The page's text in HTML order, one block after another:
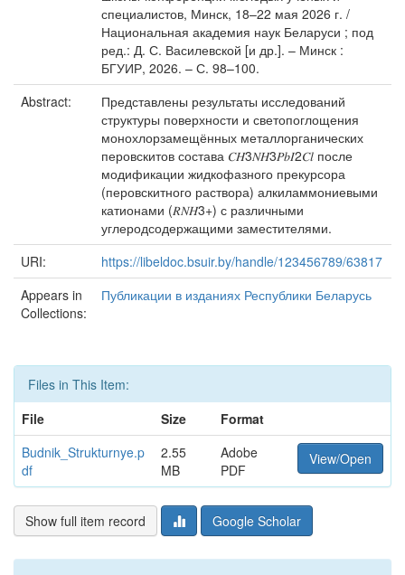
специалистов, Минск, 18–22 мая 2026 г. /
Национальная академия наук Беларуси ; под
ред.: Д. С. Василевской [и др.]. – Минск :
БГУИР, 2026. – С. 98–100.
Abstract:
Представлены результаты исследований
структуры поверхности и светопоглощения
монохлорзамещённых металлорганических
перовскитов состава 𝐶𝐻3𝑁𝐻3𝑃𝑏𝐼2𝐶𝑙 после
модификации жидкофазного прекурсора
(перовскитного раствора) алкиламмониевыми
катионами (𝑅𝑁𝐻3+) с различными
углеродсодержащими заместителями.
URI:
https://libeldoc.bsuir.by/handle/123456789/63817
Appears in
Collections:
Публикации в изданиях Республики Беларусь
Files in This Item:
File
Size
Format
Budnik_Strukturnye.p
df
2.55
MB
Adobe
PDF
View/Open
Show full item record Google Scholar